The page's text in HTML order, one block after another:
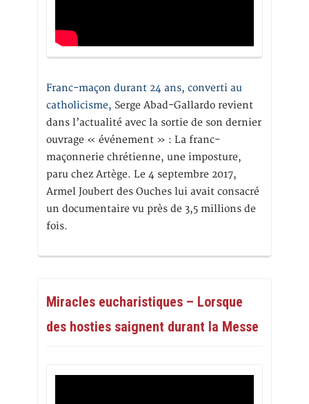
Franc-maçon durant 24 ans, converti au
catholicisme, Serge Abad-Gallardo revient
dans l’actualité avec la sortie de son dernier
ouvrage « événement » : La franc-
maçonnerie chrétienne, une imposture,
paru chez Artège. Le 4 septembre 2017,
Armel Joubert des Ouches lui avait consacré
un documentaire vu près de 3,5 millions de
fois.
Miracles eucharistiques – Lorsque
des hosties saignent durant la Messe